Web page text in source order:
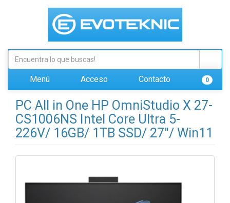
Menú Acceso Contacto 0
PC All in One HP OmniStudio X 27-
CS1006NS Intel Core Ultra 5-
226V/ 16GB/ 1TB SSD/ 27"/ Win11